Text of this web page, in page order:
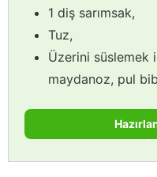
1 diş sarımsak,
Tuz,
Üzerini süslemek
maydanoz, pul